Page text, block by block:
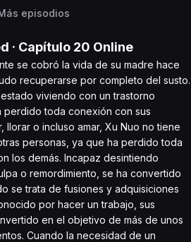
episodios
· Capítulo 20 Online
se cobró la vida de su madre hace
recuperarse por completo del susto.
viviendo con un trastorno
toda conexión con sus
llorar o incluso amar, Xu Nuo no tiene
personas, ya que ha perdido toda
los demás. Incapaz desintiendo
o remordimiento, se ha convertido
se trata de fusiones y adquisiciones
por hacer un trabajo, sus
en el objetivo de más de unos
Cuando la necesidad de un